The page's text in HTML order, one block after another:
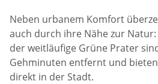
Neben urbanem Komfort
auch durch ihre Nähe zur
der weitläufige Grüne Prater
Gehminuten entfernt und
direkt in der Stadt.